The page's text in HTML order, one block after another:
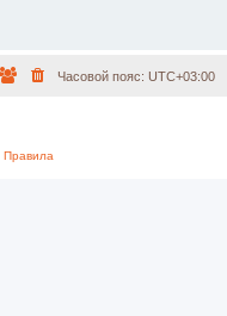
Часовой пояс: UTC+03:00
Правила